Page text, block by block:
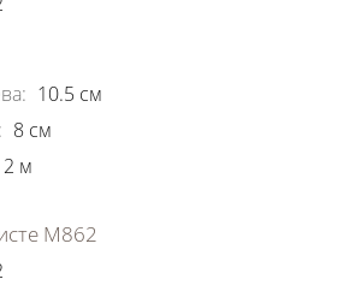
: 10.5 см
: 8 см
2 м
М862